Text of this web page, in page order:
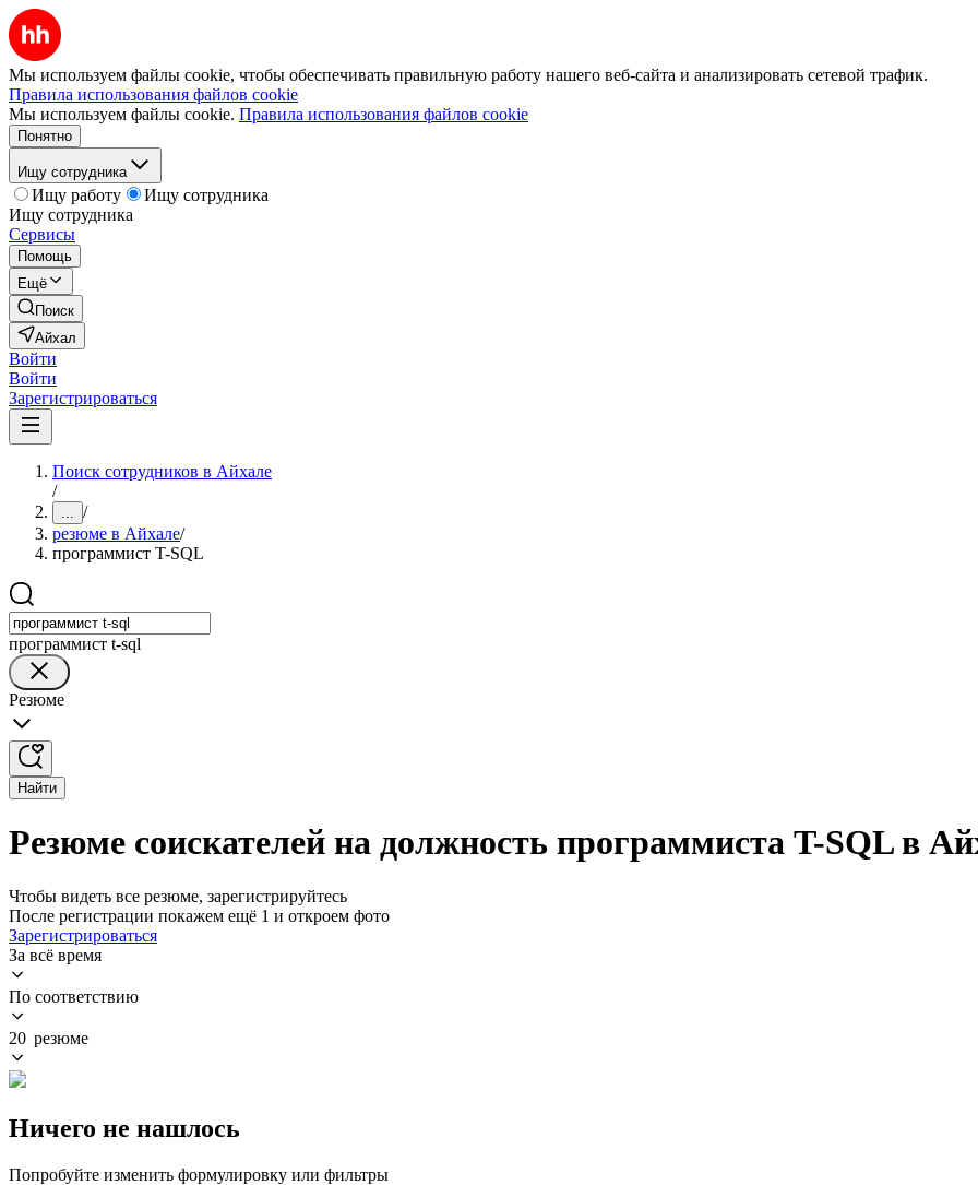
Мы используем файлы cookie, чтобы обеспечивать правильную работу нашего веб-сайта и анализировать сетевой трафик.
Правила использования файлов cookie
Мы используем файлы cookie. Правила использования файлов cookie
Понятно
Ищу сотрудника
Ищу работу
Ищу сотрудника
Ищу сотрудника
Сервисы
Помощь
Ещё
Поиск
Айхал
Войти
Войти
Зарегистрироваться
Поиск сотрудников в Айхале
/
... /
резюме в Айхале/
программист T-SQL
программист t-sql
Резюме
Найти
Резюме соискателей на должность программиста T-SQL в
Чтобы видеть все резюме, зарегистрируйтесь
После регистрации покажем ещё 1 и откроем фото
Зарегистрироваться
За всё время
По соответствию
20 резюме
Ничего не нашлось
Попробуйте изменить формулировку или фильтры